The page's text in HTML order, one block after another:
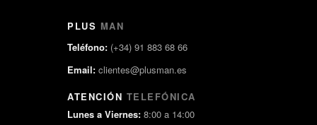
PLUS MAN
Teléfono: (+34) 91 883 68 66
Email: clientes@plusman.es
ATENCIÓN TELEFÓNICA
Lunes a Viernes: 8:00 a 14:00